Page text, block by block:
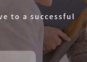
to a successful